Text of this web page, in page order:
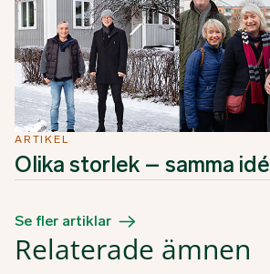
ARTIKEL
Olika storlek – samma idé
Se fler artiklar
Relaterade ämnen